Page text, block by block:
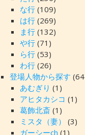
な行 (109)
は行 (269)
ま行 (132)
や行 (71)
ら行 (53)
わ行 (26)
登場人物から探す
あむぎり (1)
アヒタカシコ (1)
葛飾北斎 (1)
ミスタ（妻）
(3)
ガーシーch (1)